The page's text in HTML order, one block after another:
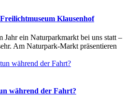
Klausenhof
Jahr ein Naturparkmarkt bei uns statt –
Am Naturpark-Markt präsentieren
während der Fahrt?